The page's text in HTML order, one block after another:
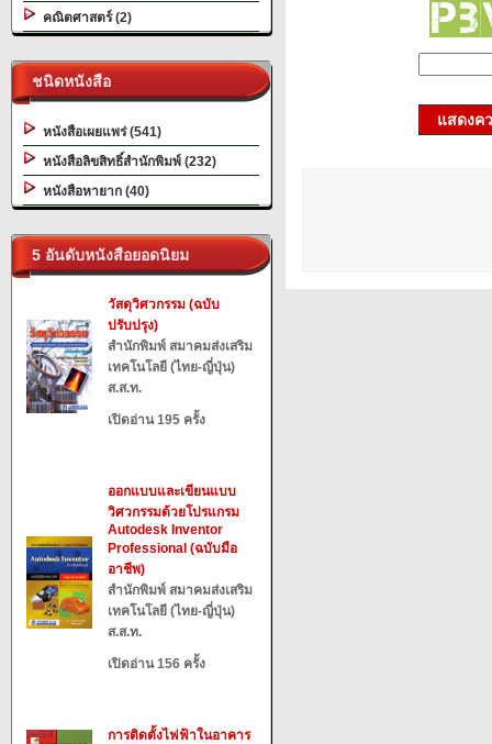
คณิตศาสตร์ (2)
ชนิดหนังสือ
หนังสือเผยแพร่ (541)
หนังสือลิขสิทธิ์สำนักพิมพ์ (232)
หนังสือหายาก (40)
5 อันดับหนังสือยอดนิยม
วัสดุวิศวกรรม (ฉบับ
ปรับปรุง)
สำนักพิมพ์ สมาคมส่งเสริม
เทคโนโลยี (ไทย-ญี่ปุ่น)
ส.ส.ท.
เปิดอ่าน 195 ครั้ง
ออกแบบและเขียนแบบ
วิศวกรรมด้วยโปรแกรม
Autodesk Inventor
Professional (ฉบับมือ
อาชีพ)
สำนักพิมพ์ สมาคมส่งเสริม
เทคโนโลยี (ไทย-ญี่ปุ่น)
ส.ส.ท.
เปิดอ่าน 156 ครั้ง
การติดตั้งไฟฟ้าในอาคาร
แสดงค